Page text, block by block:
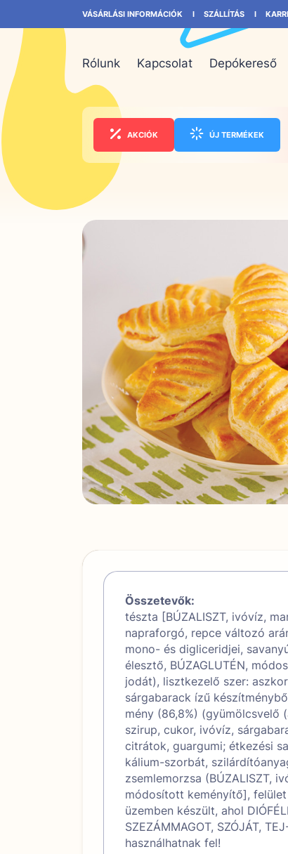
VÁSÁRLÁSI INFORMÁCIÓK SZÁLLÍTÁS
Rólunk Kapcsolat Depókereső
AKCIÓK ÚJ TERMÉKEK
Összetevők:
tészta [BÚZALISZT, ivóvíz,
napraforgó, repce változó
mono- és digliceridjei,
élesztő, BÚZAGLUTÉN,
jodát), lisztkezelő szer:
sárgabarack ízű
mény (86,8%) (gyümölcsvelő
szirup, cukor, ivóvíz,
citrátok, guargumi; étkezési
kálium-szorbát,
zsemlemorzsa (BÚZALISZT,
módosított keményítő], felület
üzemben készült, ahol
SZEZÁMMAGOT, SZÓJÁT,
használhatnak fel!